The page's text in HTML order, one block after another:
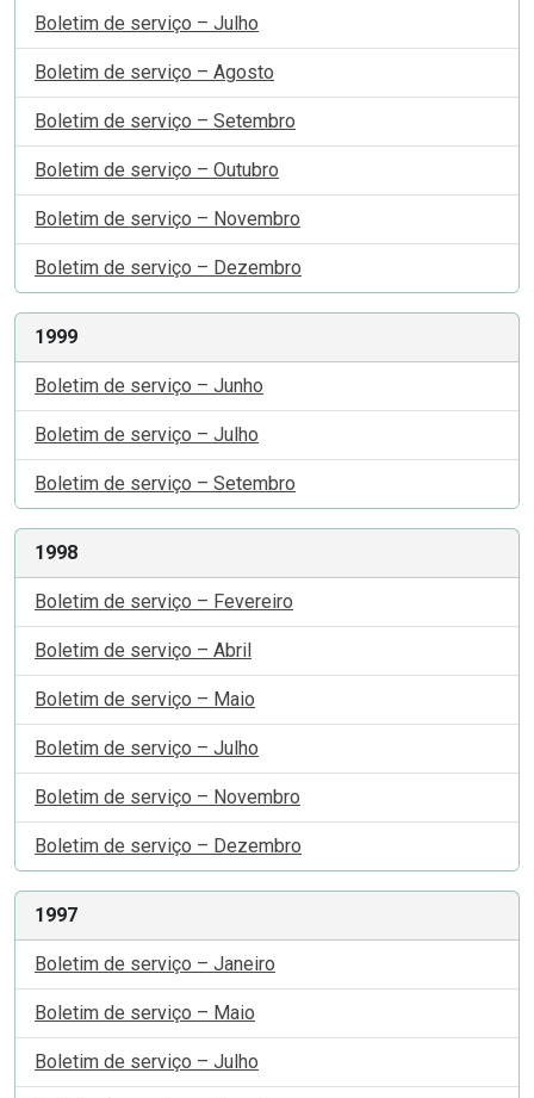
Boletim de serviço – Julho
Boletim de serviço – Agosto
Boletim de serviço – Setembro
Boletim de serviço – Outubro
Boletim de serviço – Novembro
Boletim de serviço – Dezembro
1999
Boletim de serviço – Junho
Boletim de serviço – Julho
Boletim de serviço – Setembro
1998
Boletim de serviço – Fevereiro
Boletim de serviço – Abril
Boletim de serviço – Maio
Boletim de serviço – Julho
Boletim de serviço – Novembro
Boletim de serviço – Dezembro
1997
Boletim de serviço – Janeiro
Boletim de serviço – Maio
Boletim de serviço – Julho